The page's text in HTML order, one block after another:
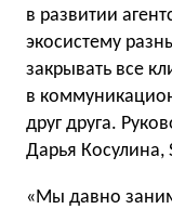
в развитии
экосистему
закрывать все
в
друг друга.
Дарья Косулина,
«Мы давно